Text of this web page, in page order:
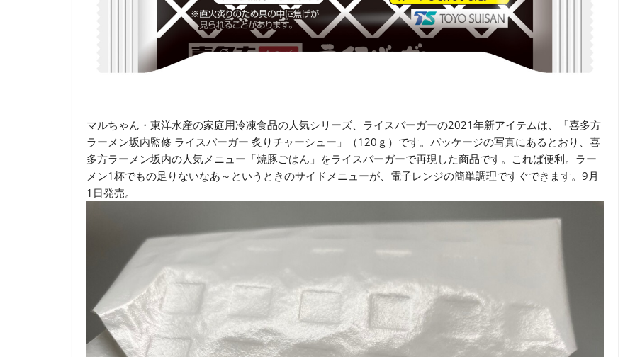
マルちゃん・東洋水産の家庭用冷凍食品の人気シリーズ、ライスバーガーの2021年新アイテムは、「喜多方
ラーメン坂内監修 ライスバーガー 炙りチャーシュー」（120ｇ）です。パッケージの写真にあるとおり、喜
多方ラーメン坂内の人気メニュー「焼豚ごはん」をライスバーガーで再現した商品です。これば便利。ラー
メン1杯でもの足りないなあ～というときのサイドメニューが、電子レンジの簡単調理ですぐできます。9月
1日発売。